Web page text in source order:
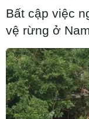
06/08/2026 04:14
Thống đốc
nếu lạm phát
06/08/2026 03:46
Bất cập việc
vệ rừng ở